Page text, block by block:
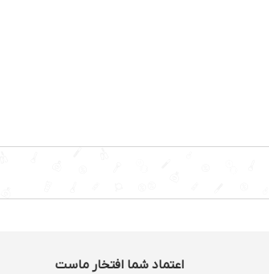
اعتماد شما افتخار ماست